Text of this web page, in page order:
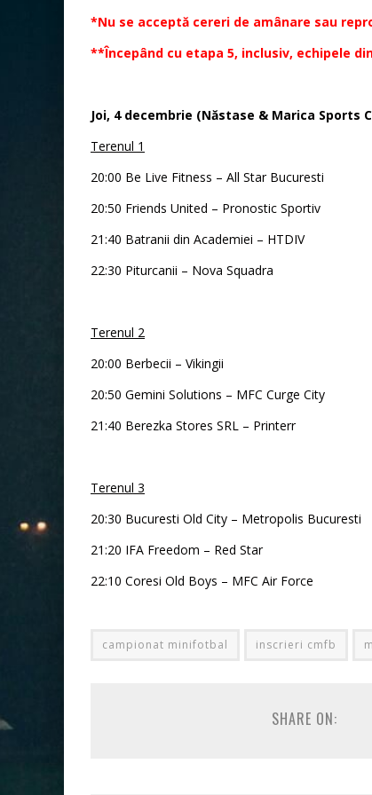
*Nu se acceptă cereri de amânare sau
**Începând cu etapa 5, inclusiv, echipele
Joi, 4 decembrie (Năstase & Marica Sports
Terenul 1
20:00 Be Live Fitness – All Star Bucuresti
20:50 Friends United – Pronostic Sportiv
21:40 Batranii din Academiei – HTDIV
22:30 Piturcanii – Nova Squadra
Terenul 2
20:00 Berbecii – Vikingii
20:50 Gemini Solutions – MFC Curge City
21:40 Berezka Stores SRL – Printerr
Terenul 3
20:30 Bucuresti Old City – Metropolis Bucuresti
21:20 IFA Freedom – Red Star
22:10 Coresi Old Boys – MFC Air Force
campionat minifotbal inscrieri cmfb
SHARE ON: